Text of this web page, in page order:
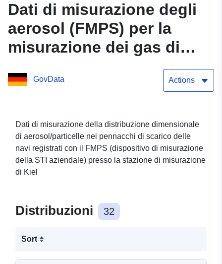
Dati di misurazione degli
aerosol (FMPS) per la
misurazione dei gas di
scarico delle navi presso
la stazione di misurazione
GovData Actions
Dati di misurazione della distribuzione dimensionale
di aerosol/particelle nei pennacchi di scarico delle
navi registrati con il FMPS (dispositivo di misurazione
della STI aziendale) presso la stazione di misurazione
di Kiel
Distribuzioni 32
Sort